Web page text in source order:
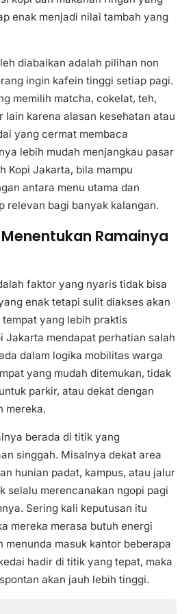
enak menjadi nilai tambah yang
diabaikan adalah pilihan non
ingin kafein tinggi setiap pagi.
memilih matcha, cokelat, teh,
lain karena alasan kesehatan atau
yang cermat membaca
lebih mudah menjangkau pasar
Kopi Jakarta, bila mampu
antara menu utama dan
relevan bagi banyak kalangan.
Ramainya
faktor yang nyaris tidak bisa
enak tetapi sulit diakses akan
yang lebih praktis
Jakarta mendapat perhatian salah
dalam logika mobilitas warga
yang mudah ditemukan, tidak
parkir, atau dekat dengan
mereka.
berada di titik yang
singgah. Misalnya dekat area
hunian padat, kampus, atau jalur
selalu merencanakan ngopi pagi
Sering kali keputusan itu
mereka merasa butuh energi
menunda masuk kantor beberapa
hadir di titik yang tepat, maka
akan jauh lebih tinggi.